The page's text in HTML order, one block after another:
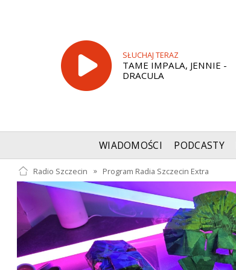
SŁUCHAJ TERAZ
TAME IMPALA, JENNIE -
DRACULA
WIADOMOŚCI PODCASTY
Radio Szczecin » Program Radia Szczecin Extra